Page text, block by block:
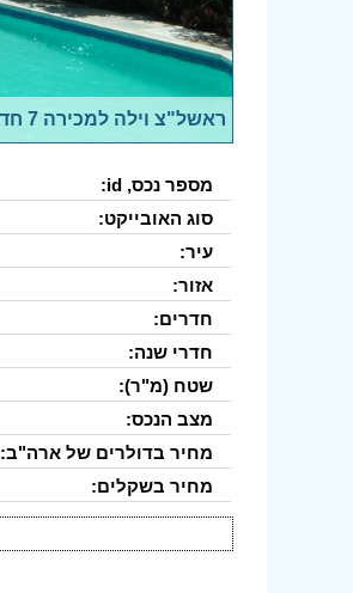
ראשל"צ וילה למכירה 7 חדרים 5,800,000₪
מספר נכס, id:
סוג האובייקט:
עיר:
אזור:
חדרים:
חדרי שנה:
שטח (מ"ר):
מצב הנכס:
מחיר בדולרים של ארה"ב:
מחיר בשקלים: